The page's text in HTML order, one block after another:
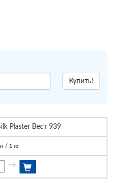
Купить!
Plaster Вест 939
/ 1 кг
→